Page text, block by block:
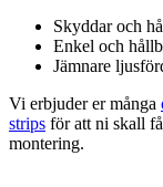
Skyddar och
Enkel och
Jämnare
Vi erbjuder er många
strips för att ni skall
montering.